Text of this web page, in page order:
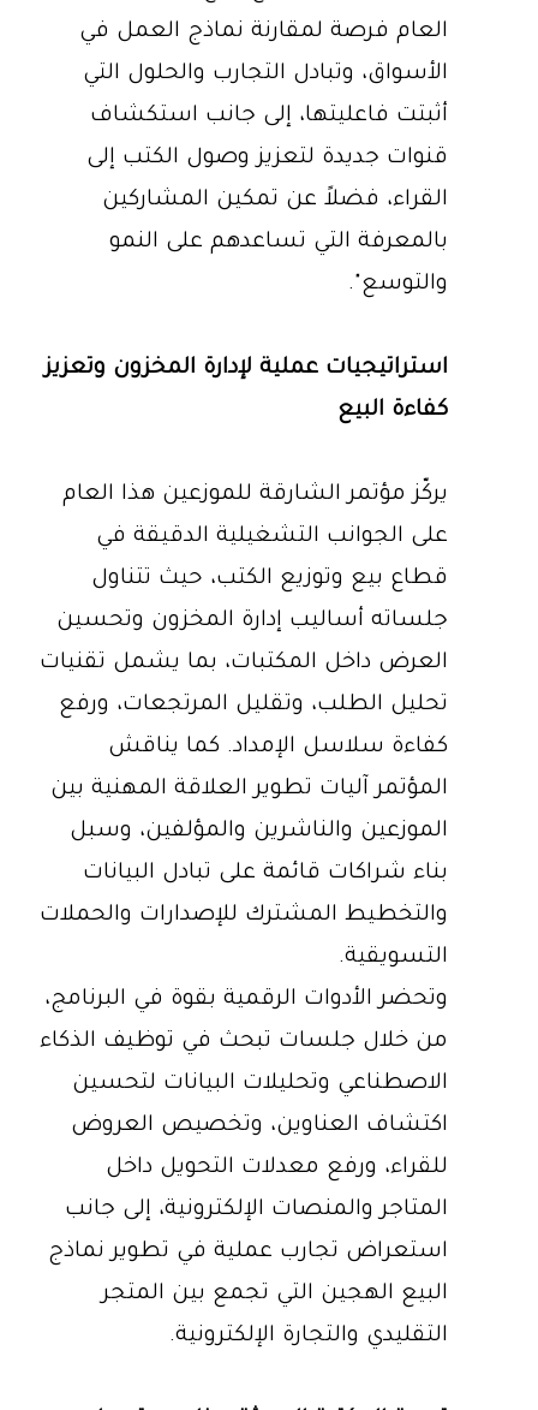
العام فرصة لمقارنة نماذج العمل في
الأسواق، وتبادل التجارب والحلول التي
أثبتت فاعليتها، إلى جانب استكشاف
قنوات جديدة لتعزيز وصول الكتب إلى
القراء، فضلاً عن تمكين المشاركين
بالمعرفة التي تساعدهم على النمو
والتوسع".
استراتيجيات عملية لإدارة المخزون وتعزيز
كفاءة البيع
يركّز مؤتمر الشارقة للموزعين هذا العام
على الجوانب التشغيلية الدقيقة في
قطاع بيع وتوزيع الكتب، حيث تتناول
جلساته أساليب إدارة المخزون وتحسين
العرض داخل المكتبات، بما يشمل تقنيات
تحليل الطلب، وتقليل المرتجعات، ورفع
كفاءة سلاسل الإمداد. كما يناقش
المؤتمر آليات تطوير العلاقة المهنية بين
الموزعين والناشرين والمؤلفين، وسبل
بناء شراكات قائمة على تبادل البيانات
والتخطيط المشترك للإصدارات والحملات
التسويقية.
وتحضر الأدوات الرقمية بقوة في البرنامج،
من خلال جلسات تبحث في توظيف الذكاء
الاصطناعي وتحليلات البيانات لتحسين
اكتشاف العناوين، وتخصيص العروض
للقراء، ورفع معدلات التحويل داخل
المتاجر والمنصات الإلكترونية، إلى جانب
استعراض تجارب عملية في تطوير نماذج
البيع الهجين التي تجمع بين المتجر
التقليدي والتجارة الإلكترونية.